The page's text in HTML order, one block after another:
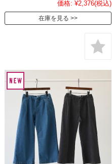
価格: ¥2,376(税込)
在庫を見る